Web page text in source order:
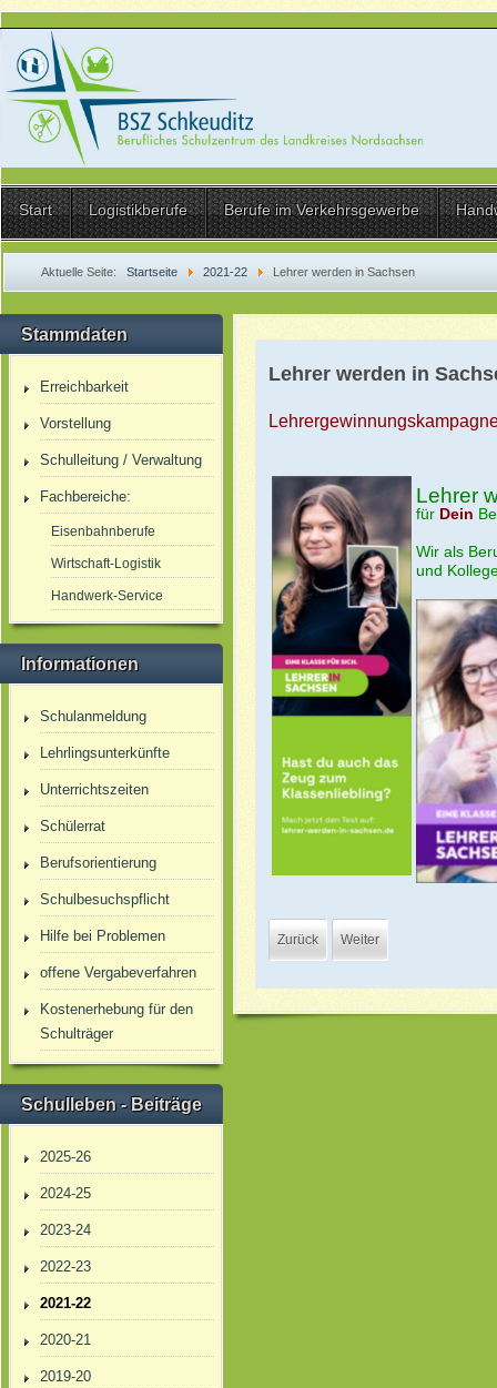
Start Logistikberufe Berufe im Verkehrsgewerbe
Aktuelle Seite: Startseite 2021-22 Lehrer werden in Sachsen
Stammdaten
Erreichbarkeit
Vorstellung
Schulleitung / Verwaltung
Fachbereiche:
Eisenbahnberufe
Wirtschaft-Logistik
Handwerk-Service
Informationen
Schulanmeldung
Lehrlingsunterkünfte
Unterrichtszeiten
Schülerrat
Berufsorientierung
Schulbesuchspflicht
Hilfe bei Problemen
offene Vergabeverfahren
Kostenerhebung für den
Schulträger
Schulleben - Beiträge
2025-26
2024-25
2023-24
2022-23
2021-22
2020-21
2019-20
Lehrer werden in
Lehrer
für Dein
Wir als
und
Zurück Weiter